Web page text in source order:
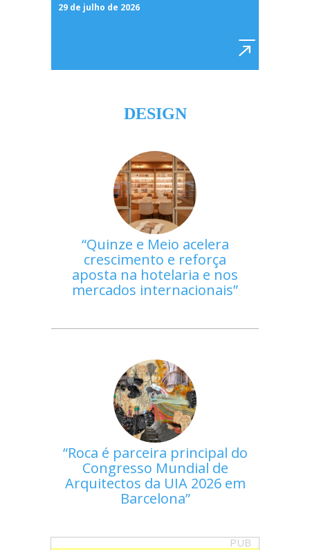
29 de julho de 2026
DESIGN
Quinze e Meio acelera
crescimento e reforça
aposta na hotelaria e nos
mercados internacionais
Roca é parceira principal do
Congresso Mundial de
Arquitectos da UIA 2026 em
Barcelona
PUB